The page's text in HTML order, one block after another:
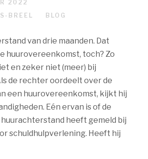
2022
BREEL
BLOG
van drie maanden. Dat
huurovereenkomst, toch? Zo
en zeker niet (meer) bij
de rechter oordeelt over de
een huurovereenkomst, kijkt hij
Eén ervan is of de
heeft gemeld bij
schuldhulpverlening. Heeft hij